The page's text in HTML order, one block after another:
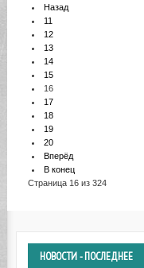
Назад
11
12
13
14
15
16
17
18
19
20
Вперёд
В конец
Страница 16 из 324
НОВОСТИ- ПОСЛЕДНЕЕ